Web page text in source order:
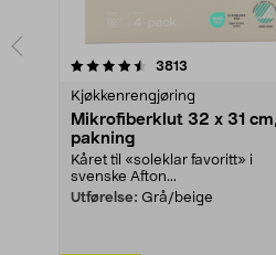
3813
Kjøkkenrengjøring
Mikrofiberklut 32 x 31
pakning
Kåret til «soleklar favoritt» i
svenske Afton...
Utførelse: Grå/beige
4.5av 5 stjerner